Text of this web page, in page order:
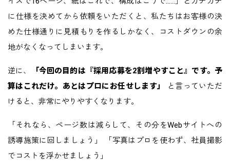
に仕様を決めてから依頼をいただくと、私たちはお客様の決
めた仕様通りに見積もりを作るしかなく、コストダウンの余
地がなくなってしまいます。
逆に、
「今回の目的は『採用応募を2割増やすこと』です。予
算はこれだけ。あとはプロにお任せします」
と言っていただ
けると、非常にやりやすくなります。
「それなら、ページ数は減らして、その分をWebサイトへの
誘導施策に回しましょう」 「写真はプロを使わず、社員撮影
でコストを浮かせましょう」